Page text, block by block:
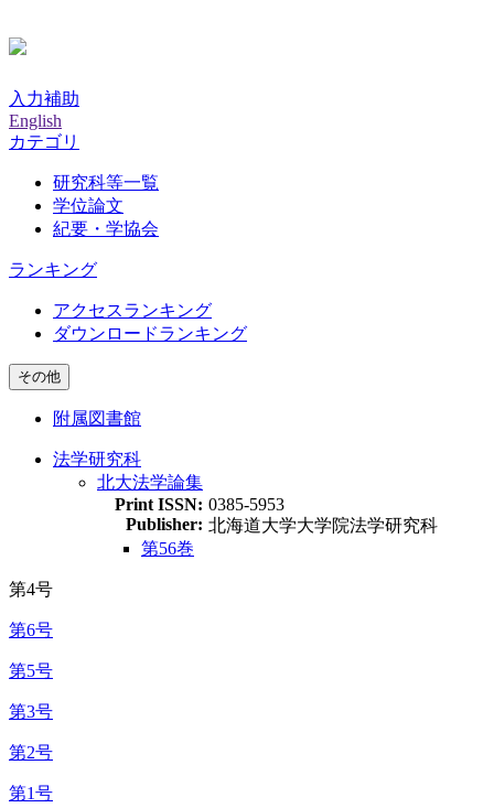
入力補助
English
カテゴリ
研究科等一覧
学位論文
紀要・学協会
ランキング
アクセスランキング
ダウンロードランキング
その他
附属図書館
法学研究科
北大法学論集
Print ISSN: 0385-5953
Publisher: 北海道大学大学院法学研究科
第56巻
第4号
第6号
第5号
第3号
第2号
第1号